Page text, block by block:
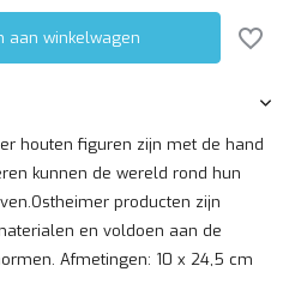
aan winkelwagen
houten figuren zijn met de hand
kunnen de wereld rond hun
producten zijn
en voldoen aan de
Afmetingen: 10 x 24,5 cm